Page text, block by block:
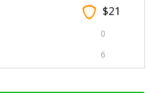
$21
0
6